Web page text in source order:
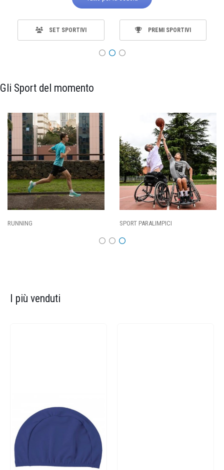
SET SPORTIVI PREMI SPORTIVI
Gli Sport del momento
SPORT PARALIMPICI
I più venduti